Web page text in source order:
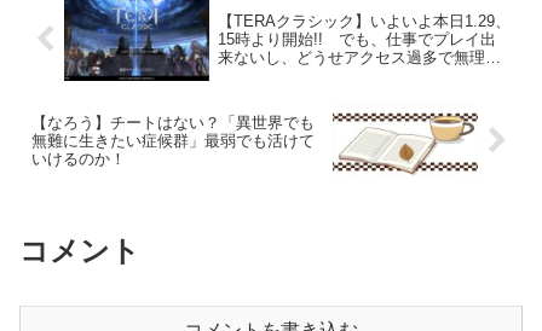
【TERAクラシック】いよいよ本日1.29、
15時より開始!! でも、仕事でプレイ出
来ないし、どうせアクセス過多で無理や
【なろう】チートはない？「異世界でも
無難に生きたい症候群」最弱でも活けて
いけるのか！
コメント